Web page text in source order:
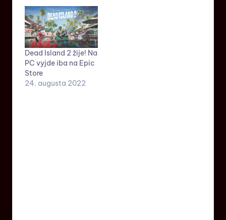
Dead Island 2 žije! Na
PC vyjde iba na Epic
Store
24. augusta 2022